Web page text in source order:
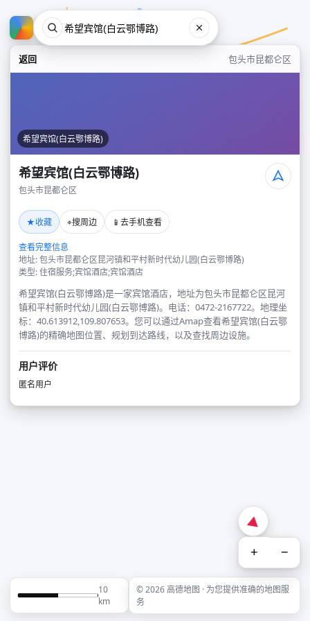
返回 包头市昆都仑区
希望宾馆(白云鄂博路)
希望宾馆(白云鄂博路)
包头市昆都仑区
★收藏 ⌖搜周边 📱 去手机查看
查看完整信息
地址: 包头市昆都仑区昆河镇和平村新时代幼儿园(白云鄂博路)
类型: 住宿服务;宾馆酒店;宾馆酒店
希望宾馆(白云鄂博路)是一家宾馆酒店，地址为包头市昆都仑区昆河
镇和平村新时代幼儿园(白云鄂博路)。电话：0472-2167722。地理坐
标：40.613912,109.807653。您可以通过Amap查看希望宾馆(白云鄂
博路)的精确地图位置、规划到达路线，以及查找周边设施。
用户评价
匿名用户
+ −
10
km
© 2026 高德地图 · 为您提供准确的地图服
务